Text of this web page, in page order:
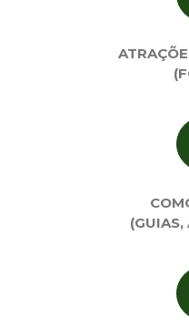
(GUIAS,